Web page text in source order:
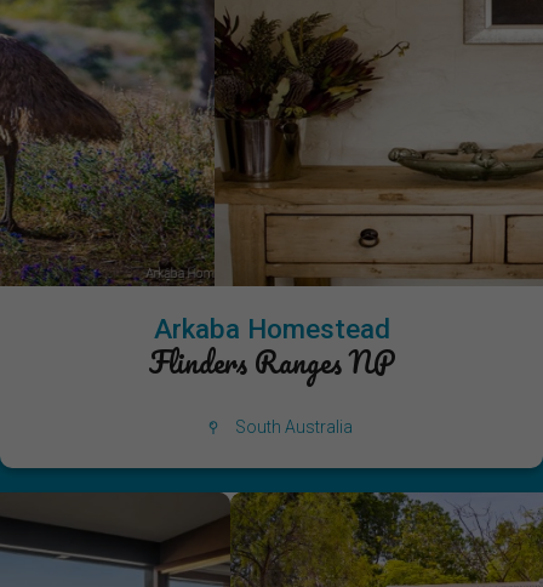
Arkaba Homestead
Flinders Ranges NP
South Australia